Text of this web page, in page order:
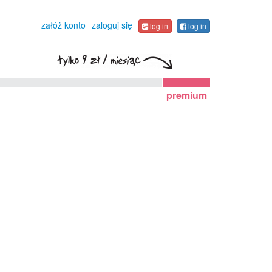
załóż konto zaloguj się log in log in
premium